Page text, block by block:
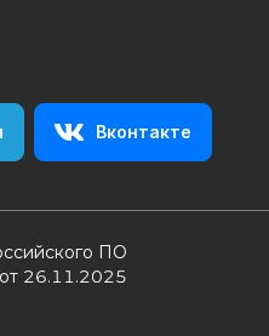
Вконтакте
ПО
26.11.2025